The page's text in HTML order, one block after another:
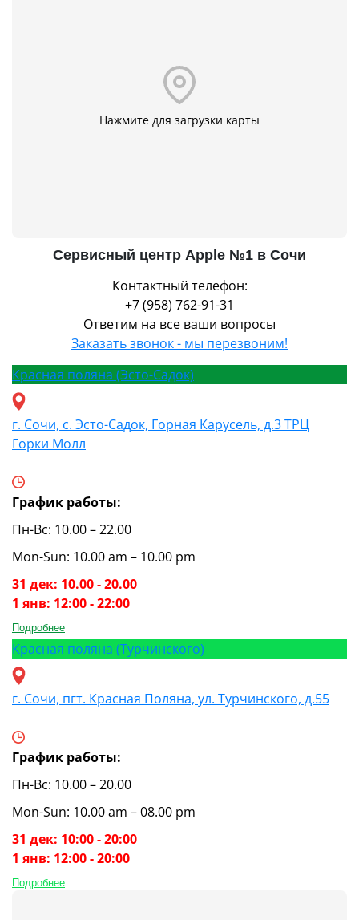
Нажмите для загрузки карты
Сервисный центр Apple №1 в Сочи
Контактный телефон:
+7 (958) 762-91-31
Ответим на все ваши вопросы
Заказать звонок - мы перезвоним!
Красная поляна (Эсто-Садок)
г. Сочи, с. Эсто-Садок, Горная Карусель, д.3 ТРЦ
Горки Молл
График работы:
Пн-Вс: 10.00 – 22.00
Mon-Sun: 10.00 am – 10.00 pm
31 дек: 10.00 - 20.00
1 янв: 12:00 - 22:00
Подробнее
Красная поляна (Турчинского)
г. Сочи, пгт. Красная Поляна, ул. Турчинского, д.55
График работы:
Пн-Вс: 10.00 – 20.00
Mon-Sun: 10.00 am – 08.00 pm
31 дек: 10:00 - 20:00
1 янв: 12:00 - 20:00
Подробнее